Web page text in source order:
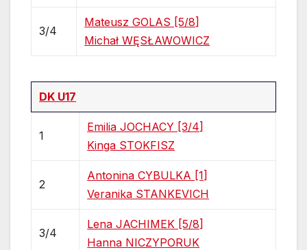
3/4
Mateusz GOLAS [5/8]
Michał WĘSŁAWOWICZ
DK U17
1
Emilia JOCHACY [3/4]
Kinga STOKFISZ
2
Antonina CYBULKA [1]
Veranika STANKEVICH
3/4
Lena JACHIMEK [5/8]
Hanna NICZYPORUK